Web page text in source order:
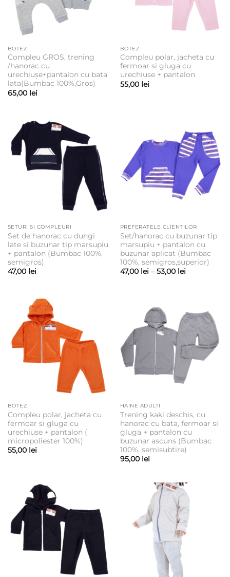
BOTEZ
Compleu GROS, trening
/hanorac cu
urechiușe+pantalon cu bata
lata(Bumbac 100%,Gros)
65,00 lei
BOTEZ
Compleu polar, jacheta cu
fermoar si gluga cu
urechiuse + pantalon
55,00 lei
SETURI SI COMPLEURI
Set de hanorac cu dungi
late si buzunar tip marsupiu
+ pantalon (Bumbac 100%,
semigros)
47,00 lei
PREFERATELE CLIENTILOR
Set/hanorac cu buzunar tip
marsupiu + pantalon cu
buzunar aplicat (Bumbac
100%, semigros,superior)
47,00 lei – 53,00 leiInterval
53,00 lei
BOTEZ
Compleu polar, jacheta cu
fermoar si gluga cu
urechiuse + pantalon (
micropoliester 100%)
55,00 lei
HAINE ADULTI
Trening kaki deschis, cu
hanorac cu bata, fermoar si
gluga + pantalon cu
buzunar ascuns (Bumbac
100%, semisubtire)
95,00 lei